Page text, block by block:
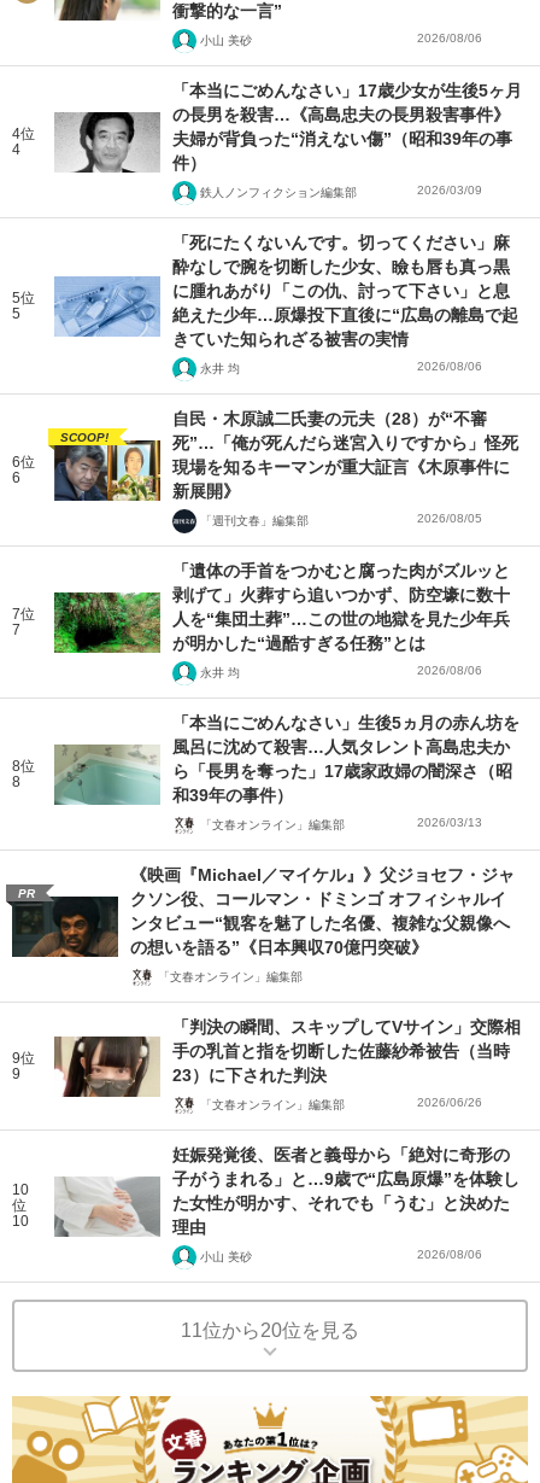
衝撃的な一言”
小山 美砂 2026/08/06
4位
4
「本当にごめんなさい」17歳少女が生後5ヶ月
の長男を殺害…《高島忠夫の長男殺害事件》
夫婦が背負った“消えない傷”（昭和39年の事
件）
鉄人ノンフィクション編集部 2026/03/09
5位
5
「死にたくないんです。切ってください」麻
酔なしで腕を切断した少女、瞼も唇も真っ黒
に腫れあがり「この仇、討って下さい」と息
絶えた少年…原爆投下直後に“広島の離島で起
きていた知られざる被害の実情
永井 均 2026/08/06
6位
6
SCOOP!
自民・木原誠二氏妻の元夫（28）が“不審
死”…「俺が死んだら迷宮入りですから」怪死
現場を知るキーマンが重大証言《木原事件に
新展開》
「週刊文春」編集部 2026/08/05
7位
7
「遺体の手首をつかむと腐った肉がズルッと
剥げて」火葬すら追いつかず、防空壕に数十
人を“集団土葬”…この世の地獄を見た少年兵
が明かした“過酷すぎる任務”とは
永井 均 2026/08/06
8位
8
「本当にごめんなさい」生後5ヵ月の赤ん坊を
風呂に沈めて殺害…人気タレント高島忠夫か
ら「長男を奪った」17歳家政婦の闇深さ（昭
和39年の事件）
「文春オンライン」編集部 2026/03/13
PR
《映画『Michael／マイケル』》父ジョセフ・ジャ
クソン役、コールマン・ドミンゴ オフィシャルイ
ンタビュー“観客を魅了した名優、複雑な父親像へ
の想いを語る”《日本興収70億円突破》
「文春オンライン」編集部
9位
9
「判決の瞬間、スキップしてVサイン」交際相
手の乳首と指を切断した佐藤紗希被告（当時
23）に下された判決
「文春オンライン」編集部 2026/06/26
10
位
10
妊娠発覚後、医者と義母から「絶対に奇形の
子がうまれる」と…9歳で“広島原爆”を体験し
た女性が明かす、それでも「うむ」と決めた
理由
小山 美砂 2026/08/06
11位から20位を見る